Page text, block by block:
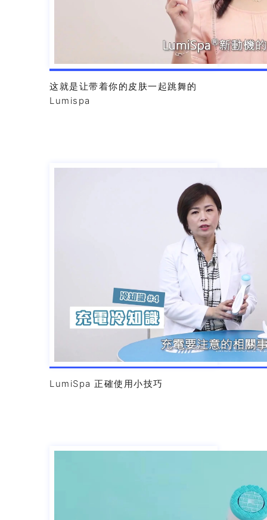
这就是让带着你的皮肤一起跳舞的
Lumispa
LumiSpa 正確使用小技巧